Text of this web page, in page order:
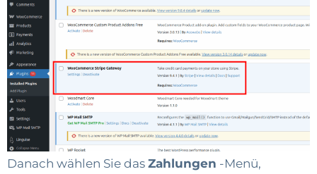
Danach wählen Sie das Zahlungen -Menü,